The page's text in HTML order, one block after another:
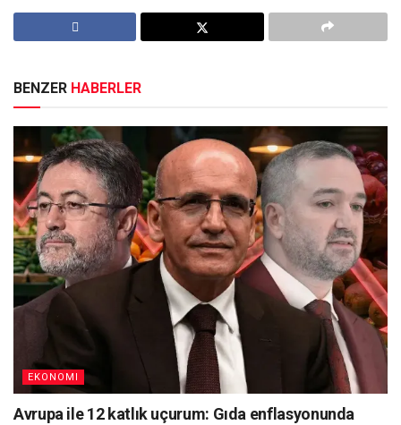
BENZER HABERLER
EKONOMI
Avrupa ile 12 katlık uçurum: Gıda enflasyonunda